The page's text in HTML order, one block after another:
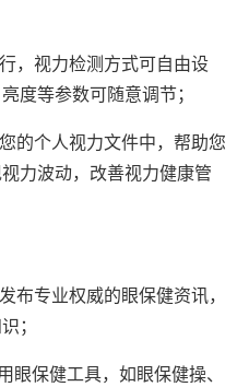
，视力检测方式可自由设
度等参数可随意调节；
的个人视力文件中，帮助您
力波动，改善视力健康管
布专业权威的眼保健资讯，
；
眼保健工具，如眼保健操、